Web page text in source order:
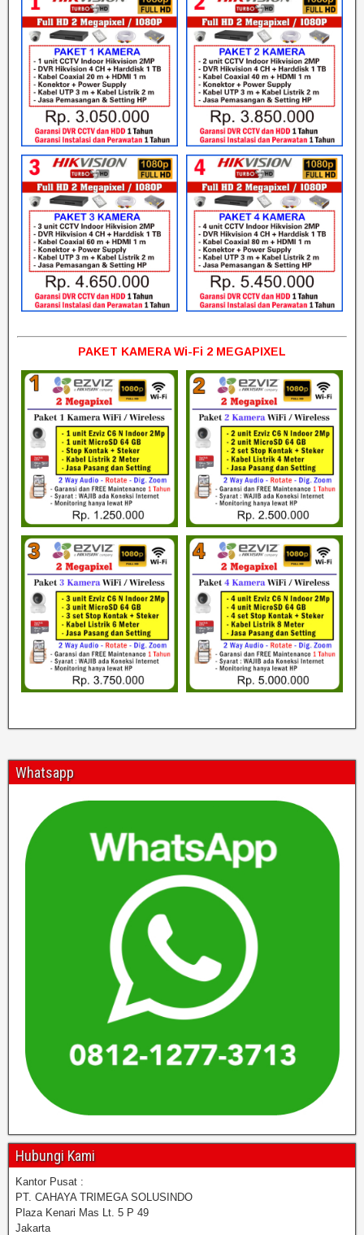
PAKET KAMERA Wi-Fi 2 MEGAPIXEL
Whatsapp
Hubungi Kami
Kantor Pusat :
PT. CAHAYA TRIMEGA SOLUSINDO
Plaza Kenari Mas Lt. 5 P 49
Jakarta